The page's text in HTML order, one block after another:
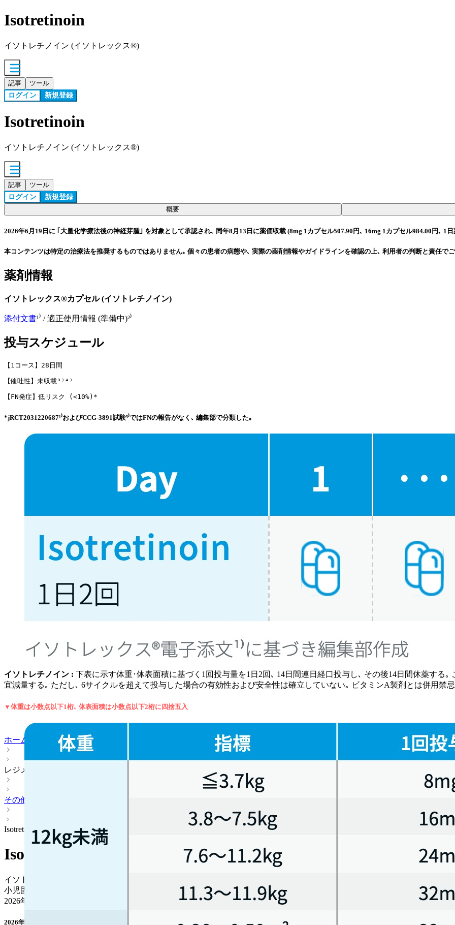
Isotretinoin
イソトレチノイン (イソトレックス®)
記事 ツール
ログイン 新規登録
Isotretinoin
イソトレチノイン (イソトレックス®)
記事 ツール
ログイン 新規登録
概要
2026年6月19日に ｢大量化学療法後の神経芽腫｣ を対象として承認され､ 同年8月13日に薬価収載 (8mg 1カプセル507.90円､ 16mg 1カプセル984.00円､ 1
本コンテンツは特定の治療法を推奨するものではありません｡ 個々の患者の病態や､ 実際の薬剤情報やガイドラインを確認の上､ 利用者の判断と責任で
薬剤情報
イソトレックス®カプセル (イソトレチノイン)
添付文書¹⁾ / 適正使用情報 (準備中)²⁾
投与スケジュール
【1コース】28日間
【催吐性】未収載³⁾⁴⁾
【FN発症】低リスク (<10%)*
*jRCT2031220687¹⁾およびCCG-3891試験⁵⁾ではFNの報告がなく､ 編集部で分類した｡
イソトレチノイン : 下表に示す体重･体表面積に基づく1回投与量を1日2回､ 14日間連日経口投与し､ その後14日間休薬する
宜減量する｡ ただし､ 6サイクルを超えて投与した場合の有効性および安全性は確立していない｡ ビタミンA製剤とは併用禁
▼体重は小数点以下1桁､ 体表面積は小数点以下2桁に四捨五入
ホーム
レジメン
その他
Isotretinoin
Isotretinoin
イソトレチノイン (イソトレックス®)
小児固形腫瘍 > 神経芽腫
2026年08月06日
2026年6月19日に ｢大量化学療法後の神経芽腫｣ を対象として承認され､ 同年8月13日に薬価収載 (8mg 1カプセル507.90円､ 16mg 1カプセル984.00円､ 1